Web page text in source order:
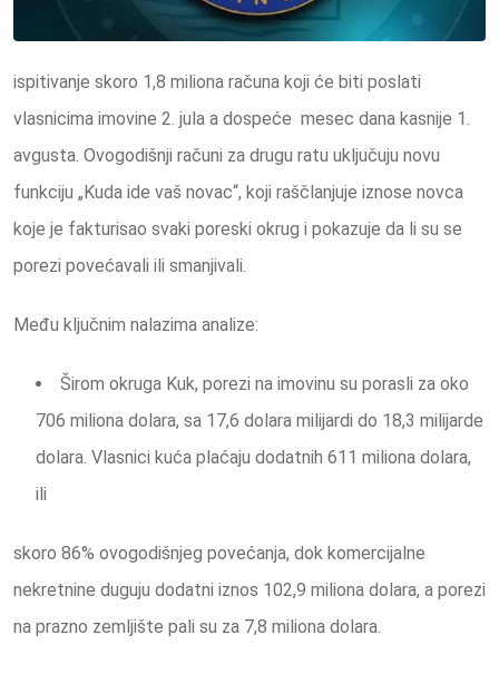
ispitivanje skoro 1,8 miliona računa koji će biti poslati
vlasnicima imovine 2. jula a dospeće mesec dana kasnije 1.
avgusta. Ovogodišnji računi za drugu ratu uključuju novu
funkciju „Kuda ide vaš novac“, koji raščlanjuje iznose novca
koje je fakturisao svaki poreski okrug i pokazuje da li su se
porezi povećavali ili smanjivali.
Među ključnim nalazima analize:
Širom okruga Kuk, porezi na imovinu su porasli za oko
706 miliona dolara, sa 17,6 dolara milijardi do 18,3 milijarde
dolara. Vlasnici kuća plaćaju dodatnih 611 miliona dolara,
ili
skoro 86% ovogodišnjeg povećanja, dok komercijalne
nekretnine duguju dodatni iznos 102,9 miliona dolara, a porezi
na prazno zemljište pali su za 7,8 miliona dolara.